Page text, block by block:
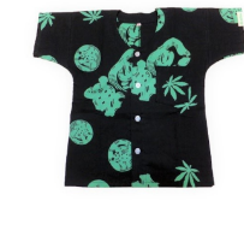
仕立てシャツ てぬぐいシャ
ツ 濱いちシャツ 焼津
浜通り 港町